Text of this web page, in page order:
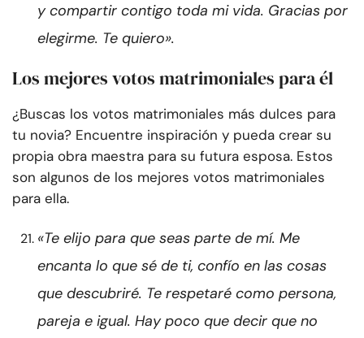
y compartir contigo toda mi vida. Gracias por
elegirme. Te quiero».
Los mejores votos matrimoniales para él
¿Buscas los votos matrimoniales más dulces para
tu novia? Encuentre inspiración y pueda crear su
propia obra maestra para su futura esposa. Estos
son algunos de los mejores votos matrimoniales
para ella.
«Te elijo para que seas parte de mí. Me
encanta lo que sé de ti, confío en las cosas
que descubriré. Te respetaré como persona,
pareja e igual. Hay poco que decir que no